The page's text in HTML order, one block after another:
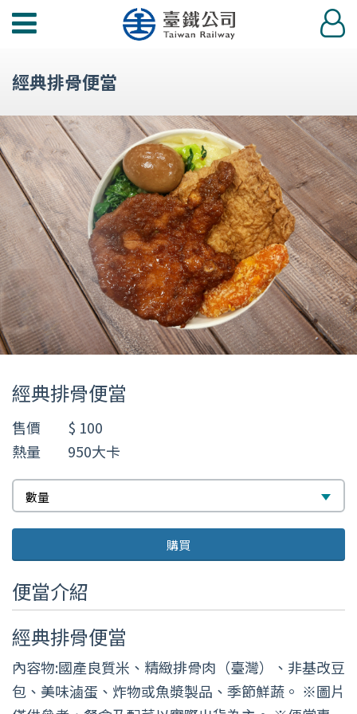
功
單
登
入
經典排骨便當
經典排骨便當
售價
$ 100
熱量
950大卡
數量
購買
便當介紹
經典排骨便當
內容物:國產良質米、精緻排骨肉（臺灣）、非基改豆
包、美味滷蛋、炸物或魚漿製品、季節鮮蔬。 ※圖片